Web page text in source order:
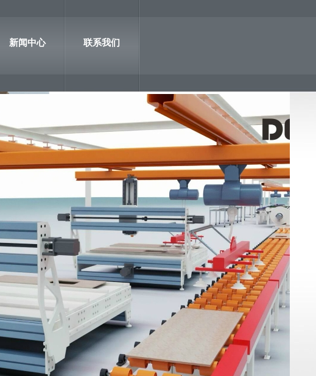
新闻中心 联系我们